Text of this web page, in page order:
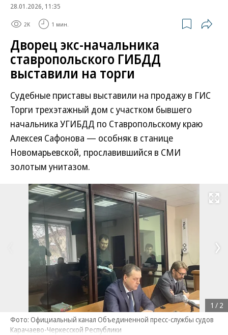
28.01.2026, 11:35
2K 1 мин.
Дворец экс-начальника
ставропольского ГИБДД
выставили на торги
Судебные приставы выставили на продажу в ГИС
Торги трехэтажный дом с участком бывшего
начальника УГИБДД по Ставропольскому краю
Алексея Сафонова — особняк в станице
Новомарьевской, прославившийся в СМИ
золотым унитазом.
Развернуть
Фото: Официальный канал Объединенной пресс-службы судов
Карачаево-Черкесской Республики
1 / 2